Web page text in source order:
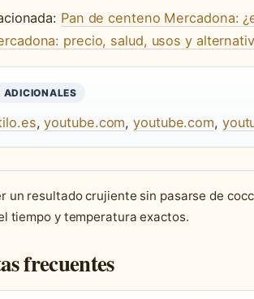
Pan de centeno Mercadona:
precio, salud, usos y
ADICIONALES
,youtube.com,youtube.com,
un resultado crujiente sin pasarse de
tiempo y temperatura exactos.
frecuentes